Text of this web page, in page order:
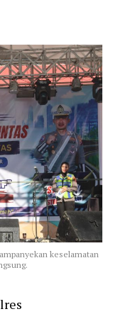
keselamatan